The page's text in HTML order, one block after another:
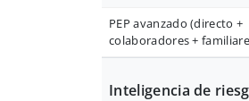
PEP avanzado (directo +
colaboradores +
Inteligencia de